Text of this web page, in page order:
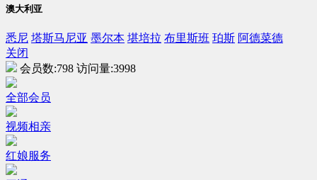
澳大利亚
悉尼 塔斯马尼亚 墨尔本 堪培拉 布里斯班 珀斯 阿德菜德
关闭
会员数:798 访问量:3998
全部会员
视频相亲
红娘服务